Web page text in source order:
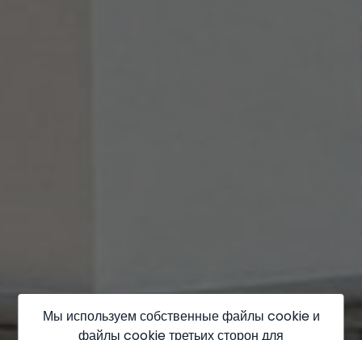
Мы используем собственные файлы cookie и
файлы cookie третьих сторон для